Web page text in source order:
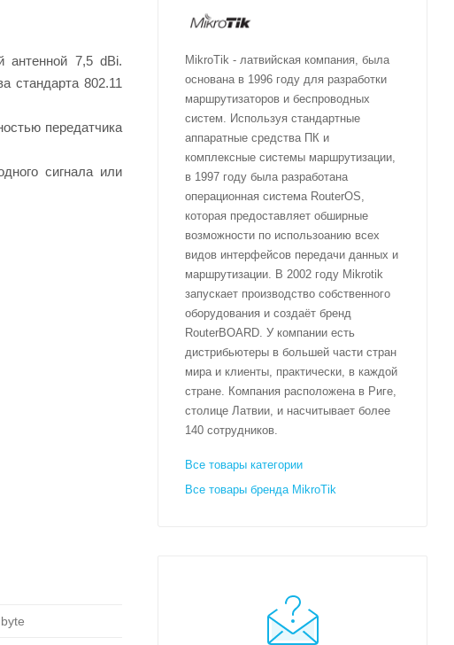
антенной 7,5 dBi.
стандарта 802.11
передатчика
сигнала или
MikroTik - латвийская компания, была
основана в 1996 году для разработки
маршрутизаторов и беспроводных
систем. Используя стандартные
аппаратные средства ПК и
комплексные системы маршрутизации,
в 1997 году была разработана
операционная система RouterOS,
которая предоставляет обширные
возможности по использоанию всех
видов интерфейсов передачи данных и
маршрутизации. В 2002 году Mikrotik
запускает производство собственного
оборудования и создаёт бренд
RouterBOARD. У компании есть
дистрибьютеры в большей части стран
мира и клиенты, практически, в каждой
стране. Компания расположена в Риге,
столице Латвии, и насчитывает более
140 сотрудников.
Все товары категории
Все товары бренда MikroTik